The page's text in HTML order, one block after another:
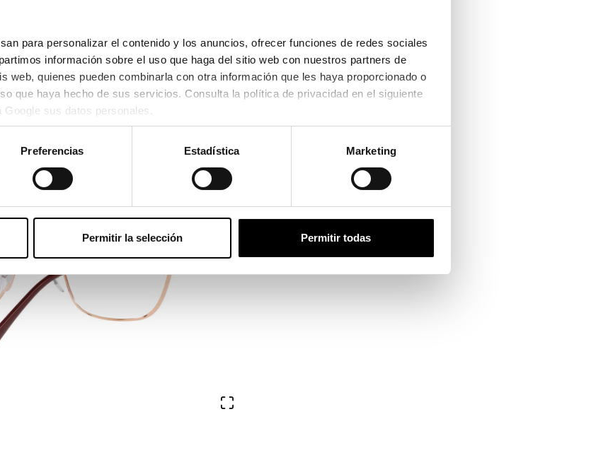
para personalizar el contenido y los anuncios, ofrecer funciones de redes sociales
información sobre el uso que haga del sitio web con nuestros partners de
web, quienes pueden combinarla con otra información que les haya proporcionado o
Google sus datos personales.
Preferencias Estadística Marketing
Permitir la selección Permitir todas
Ver en pantalla completa
Ver en pantalla completa